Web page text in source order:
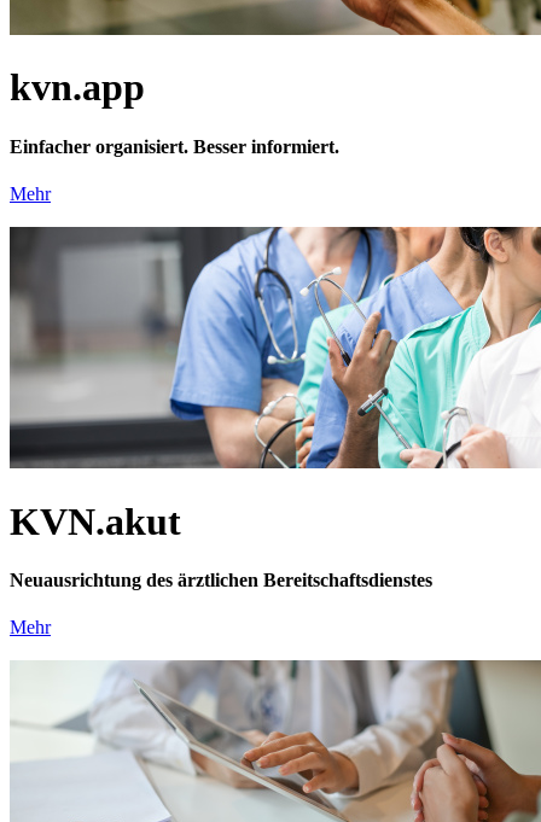
kvn.app
Einfacher organisiert. Besser informiert.
Mehr
KVN.akut
Neuausrichtung des ärztlichen Bereitschaftsdienstes
Mehr